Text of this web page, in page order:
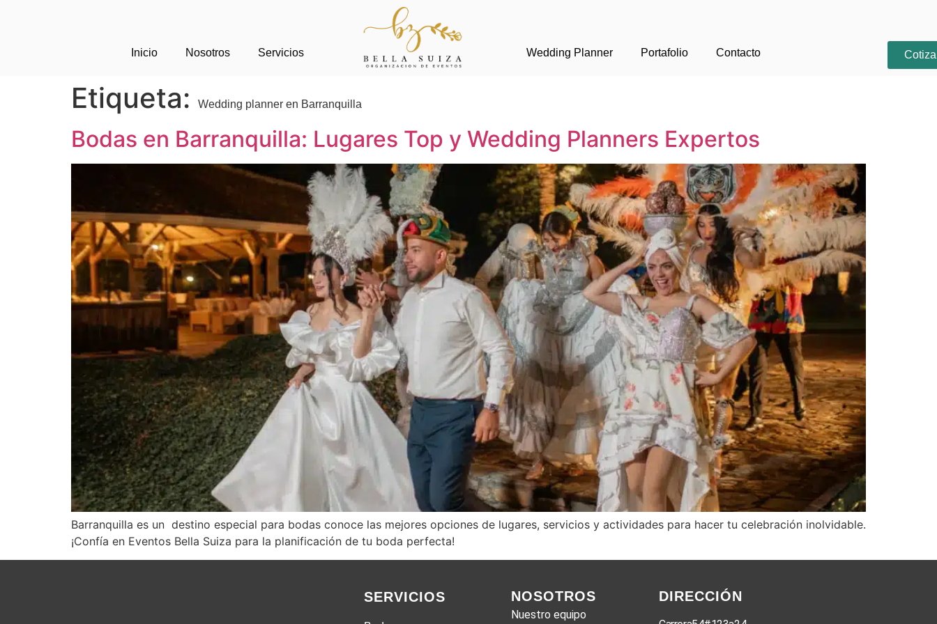
Inicio Nosotros Servicios Wedding Planner Portafolio Contacto
Etiqueta: Wedding planner en Barranquilla
Bodas en Barranquilla: Lugares Top y Wedding Planners Expertos
Barranquilla es un destino especial para bodas conoce las mejores opciones de lugares, servicios y actividades para hacer tu celebración inolvidable.
¡Confía en Eventos Bella Suiza para la planificación de tu boda perfecta!
SERVICIOS NOSOTROS
Nuestro equipo
DIRECCIÓN